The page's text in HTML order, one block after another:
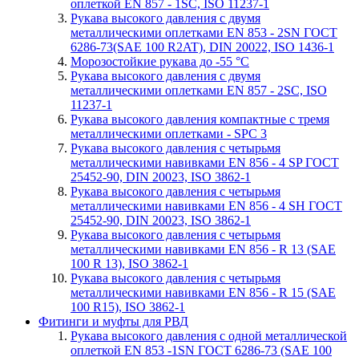
оплеткой EN 857 - 1SС, ISO 11237-1
Рукава высокого давления с двумя
металлическими оплетками EN 853 - 2SN ГОСТ
6286-73(SAE 100 R2AT), DIN 20022, ISO 1436-1
Морозостойкие рукава до -55 °С
Рукава высокого давления с двумя
металлическими оплетками EN 857 - 2SС, ISO
11237-1
Рукава высокого давления компактные с тремя
металлическими оплетками - SPC 3
Рукава высокого давления с четырьмя
металлическими навивками EN 856 - 4 SP ГОСТ
25452-90, DIN 20023, ISO 3862-1
Рукава высокого давления с четырьмя
металлическими навивками EN 856 - 4 SH ГОСТ
25452-90, DIN 20023, ISO 3862-1
Рукава высокого давления с четырьмя
металлическими навивками EN 856 - R 13 (SAE
100 R 13), ISO 3862-1
Рукава высокого давления с четырьмя
металлическими навивками EN 856 - R 15 (SAE
100 R15), ISO 3862-1
Фитинги и муфты для РВД
Рукава высокого давления с одной металлической
оплеткой EN 853 -1SN ГОСТ 6286-73 (SAE 100